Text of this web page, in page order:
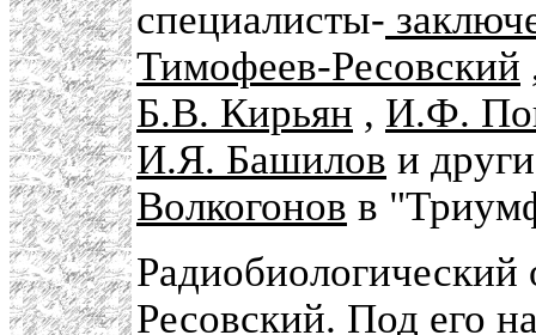
специалисты-
Тимофеев-Ресовский
Б.В. Кирьян , И.Ф.
И.Я. Башилов и
Волкогонов в
Ресовский. Под его